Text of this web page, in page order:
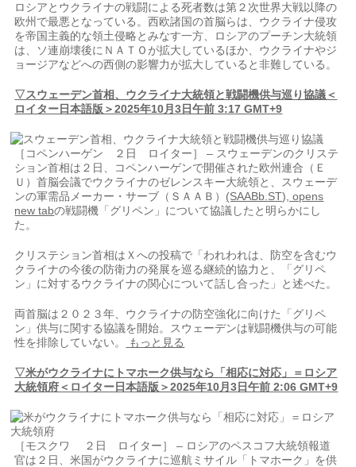
ロシアとウクライナの戦闘による死者数は第２次世界大戦以降の
欧州で最悪となっている。西欧諸国の首脳らは、ウクライナ侵攻
を帝国主義的な領土侵略とみなす一方、ロシアのプーチン大統領
は、ソ連崩壊後にＮＡＴＯが拡大しているほか、ウクライナやジ
ョージアなどへの西側の影響力が拡大していると非難している。
▽スウェーデン首相、ウクライナ大統領と戦闘機供与巡り協議＜
ロイター日本語版＞2025年10月3日午前 3:17 GMT+9
［コペンハーゲン ２日 ロイター］ – スウェーデンのクリステ
ション首相は２日、コペンハーゲンで開催された欧州連合（Ｅ
Ｕ）首脳会議でウクライナのゼレンスキー大統領と、スウェーデ
ンの軍需品メーカー・サーブ（ＳＡＡＢ） (SAABb.ST), opens
new tabの戦闘機「グリペン」について協議したと明らかにし
た。
クリステション首相はＸへの投稿で「われわれは、防空を含むウ
クライナの今後の防衛力の発展を巡る継続的協力と、「グリペ
ン」に対するウクライナの関心について話し合った」と述べた。
両首脳は２０２３年、ウクライナの防空強化に向けた「グリペ
ン」供与に関する協議を開始。スウェーデンは戦闘機供与の可能
性を排除していない。
もっと見る
▽米がウクライナにトマホーク供与なら「相応に対応」＝ロシア
大統領府＜ロイター日本語版＞2025年10月3日午前 2:06 GMT+9
［モスクワ ２日 ロイター］ – ロシアのペスコフ大統領報道
官は２日、米国がウクライナに巡航ミサイル「トマホーク」を供